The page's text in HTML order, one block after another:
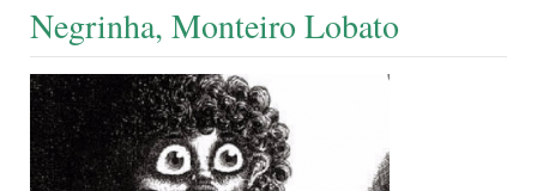
Negrinha, Monteiro Lobato